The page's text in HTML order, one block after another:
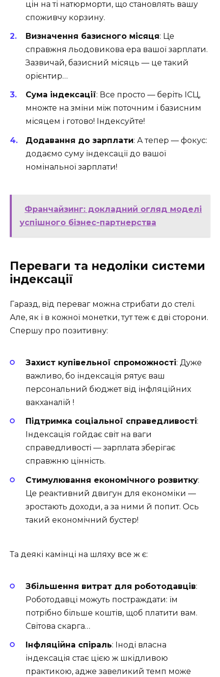
цін на ті натюрморти, що становлять вашу
споживчу корзину.
Визначення базисного місяця: Це
справжня льодовикова ера вашої зарплати.
Зазвичай, базисний місяць — це такий
орієнтир…
Сума індексації: Все просто — беріть ІСЦ,
множте на зміни між поточним і базисним
місяцем і готово! Індексуйте!
Додавання до зарплати: А тепер — фокус:
додаємо суму індексації до вашої
номінальної зарплати!
Франчайзинг: докладний огляд моделі
успішного бізнес-партнерства
Переваги та недоліки системи
індексації
Гаразд, від переваг можна стрибати до стелі.
Але, як і в кожної монетки, тут теж є дві сторони.
Спершу про позитивну:
Захист купівельної спроможності: Дуже
важливо, бо індексація рятує ваш
персональний бюджет від інфляційних
вакханалій ️!
Підтримка соціальної справедливості:
Індексація гойдає світ на ваги
справедливості — зарплата зберігає
справжню цінність.
Стимулювання економічного розвитку:
Це реактивний двигун для економіки —
зростають доходи, а за ними й попит. Ось
такий економічний бустер!
Та деякі камінці на шляху все ж є:
Збільшення витрат для роботодавців:
Роботодавці можуть постраждати: їм
потрібно більше коштів, щоб платити вам.
Світова скарга…
Інфляційна спіраль: Іноді власна
індексація стає цією ж шкідливою
практикою, адже завеликий темп може